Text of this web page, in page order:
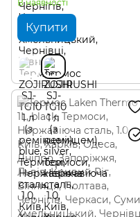
В наявності
Купити